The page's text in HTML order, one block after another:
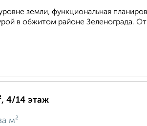
земли, функциональная
в обжитом районе Зеленограда.
4/14 этаж
м²